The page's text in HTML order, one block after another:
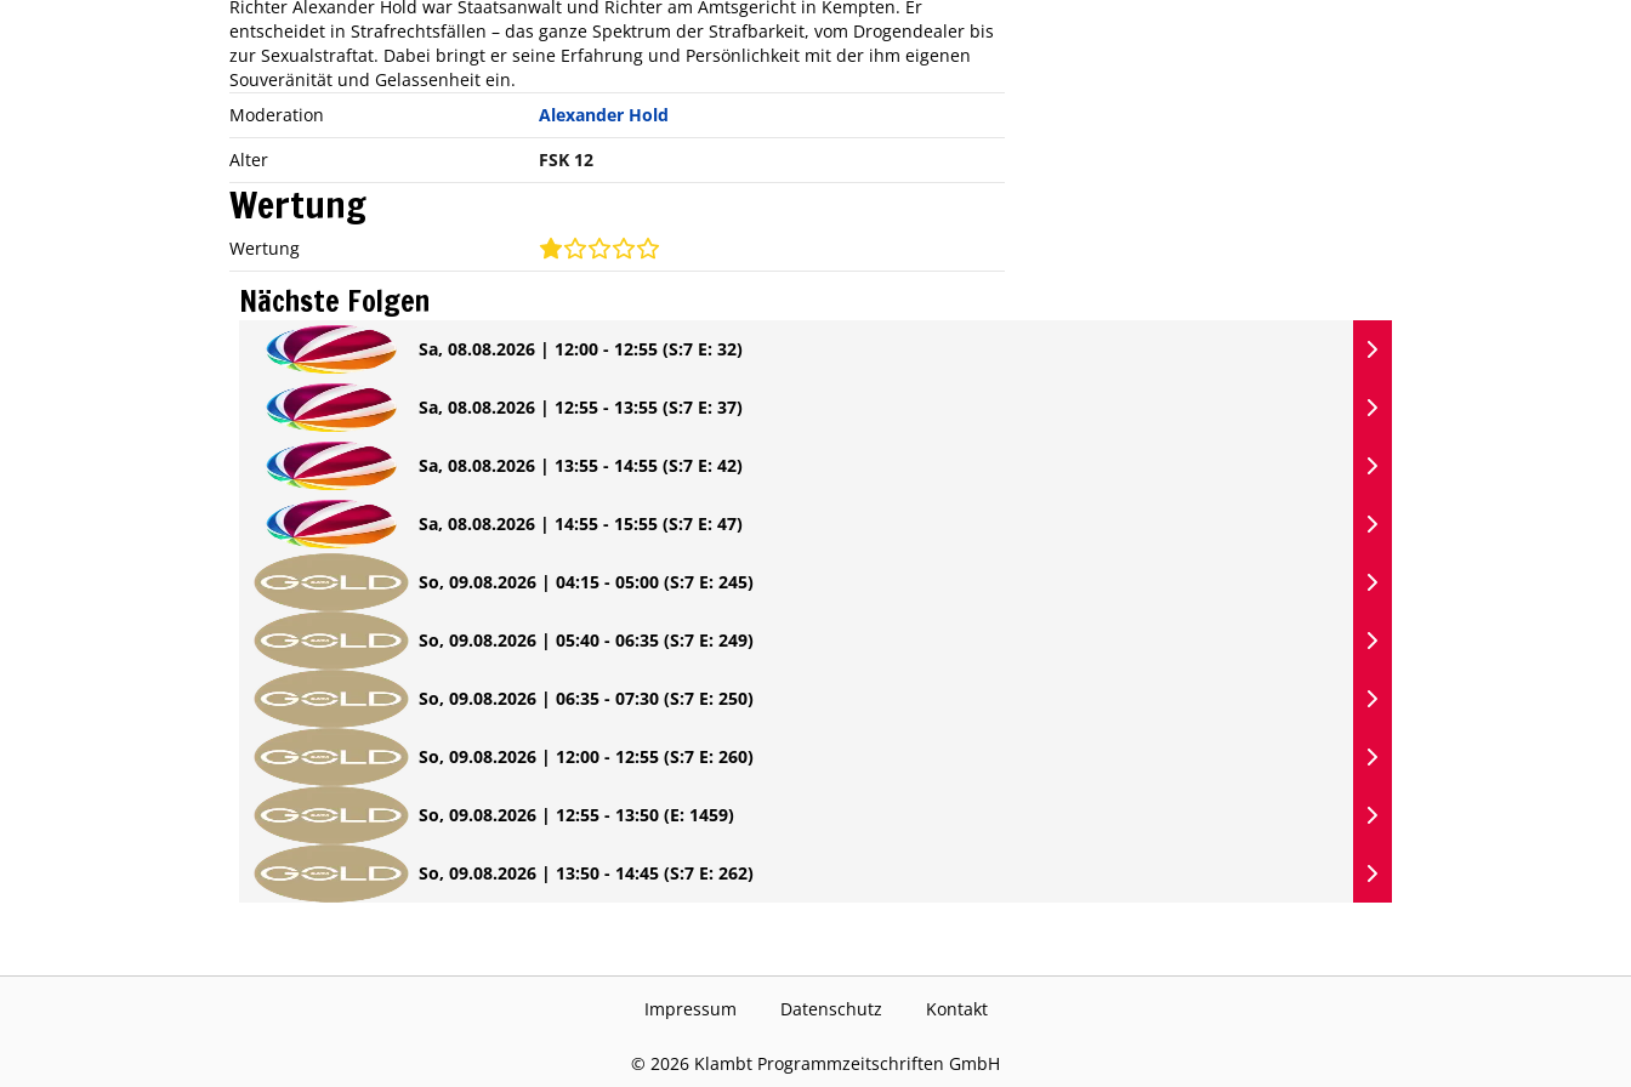
Richter Alexander Hold war Staatsanwalt und Richter am Amtsgericht in Kempten. Er
entscheidet in Strafrechtsfällen – das ganze Spektrum der Strafbarkeit, vom Drogendealer bis
zur Sexualstraftat. Dabei bringt er seine Erfahrung und Persönlichkeit mit der ihm eigenen
Souveränität und Gelassenheit ein.
Moderation
Alexander Hold
Alter
FSK 12
Wertung
Wertung
Nächste Folgen
Sa, 08.08.2026 | 12:00 - 12:55 (S:7 E: 32)
Sa, 08.08.2026 | 12:55 - 13:55 (S:7 E: 37)
Sa, 08.08.2026 | 13:55 - 14:55 (S:7 E: 42)
Sa, 08.08.2026 | 14:55 - 15:55 (S:7 E: 47)
So, 09.08.2026 | 04:15 - 05:00 (S:7 E: 245)
So, 09.08.2026 | 05:40 - 06:35 (S:7 E: 249)
So, 09.08.2026 | 06:35 - 07:30 (S:7 E: 250)
So, 09.08.2026 | 12:00 - 12:55 (S:7 E: 260)
So, 09.08.2026 | 12:55 - 13:50 (E: 1459)
So, 09.08.2026 | 13:50 - 14:45 (S:7 E: 262)
Impressum Datenschutz Kontakt
© 2026 Klambt Programmzeitschriften GmbH